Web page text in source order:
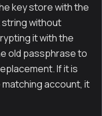
key store with the
without
it with the
old passphrase to
If it is
account, it